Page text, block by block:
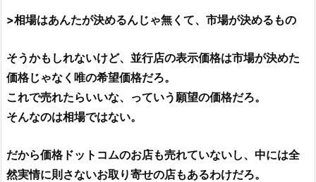
>相場はあんたが決めるんじゃ無くて、市場が決めるもの
そうかもしれないけど、並行店の表示価格は市場が決めた
価格じゃなく唯の希望価格だろ。
これで売れたらいいな、っていう願望の価格だろ。
そんなのは相場ではない。
だから価格ドットコムのお店も売れていないし、中には全
然実情に則さないお取り寄せの店もあるわけだろ。